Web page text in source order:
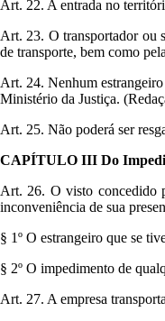
Art. 22. A entrada no
Art. 23. O transportador ou
de transporte, bem como
Art. 24. Nenhum
Ministério da Justiça.
Art. 25. Não poderá ser
CAPÍTULO III Do
Art. 26. O visto concedido
inconveniência de sua
§ 1º O estrangeiro que se
§ 2º O impedimento de
Art. 27. A empresa